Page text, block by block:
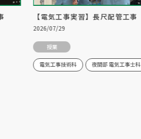
【電気工事実習】長尺配管工事
2026/07/29
授業
電気工事技術科 夜間部 電気工事士科